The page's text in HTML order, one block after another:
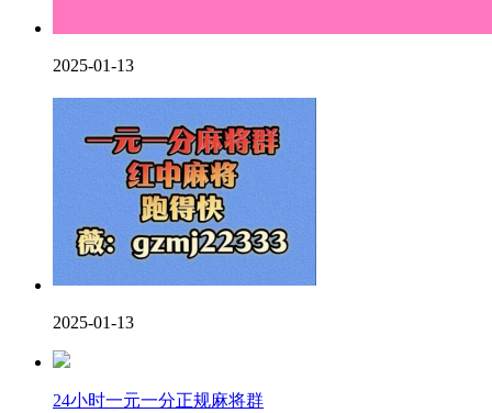
2025-01-13
2025-01-13
24小时一元一分正规麻将群